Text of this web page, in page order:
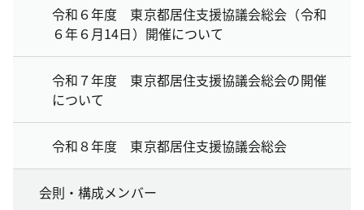
令和６年度 東京都居住支援協議会総会（令和
６年６月14日）開催について
令和７年度 東京都居住支援協議会総会の開催
について
令和８年度 東京都居住支援協議会総会
会則・構成メンバー